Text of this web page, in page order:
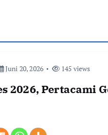
Juni 20, 2026 145 views
2026, Pertacami